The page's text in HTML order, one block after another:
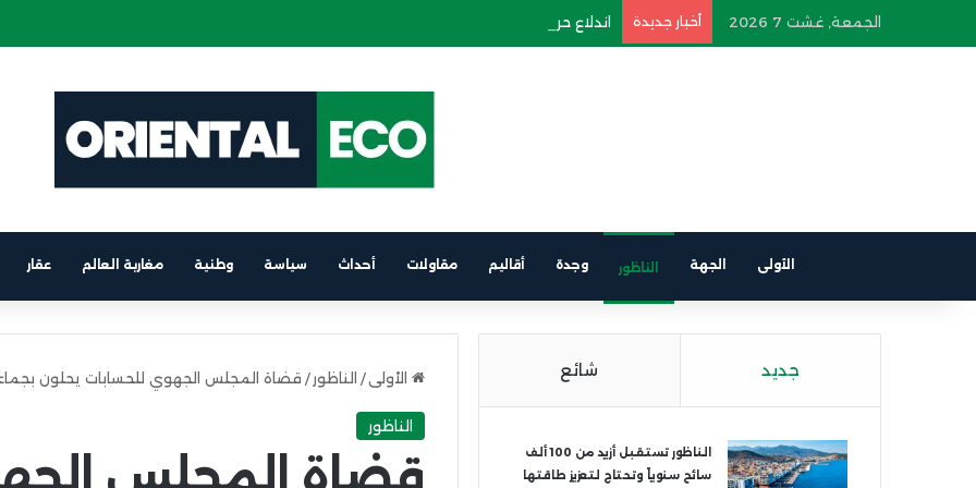
الجمعة, غشت 7 2026 أخبار جديدة اندلاع حريق في سيارة كهربائية على متن باخرة الرابط بين برشلونة والناظور
الأولى الجهة الناظور وجدة أقاليم مقاولات أحداث سياسة وطنية مغاربة العالم عقار
الأولى / الناظور / قضاة المجلس الجهوي للحسابات يحلون
الناظور
قضاة المجلس
جديد شائع
الناظور تستقبل أزيد من 100 ألف
سائح سنوياً وتحتاج لتعزيز طاقتها